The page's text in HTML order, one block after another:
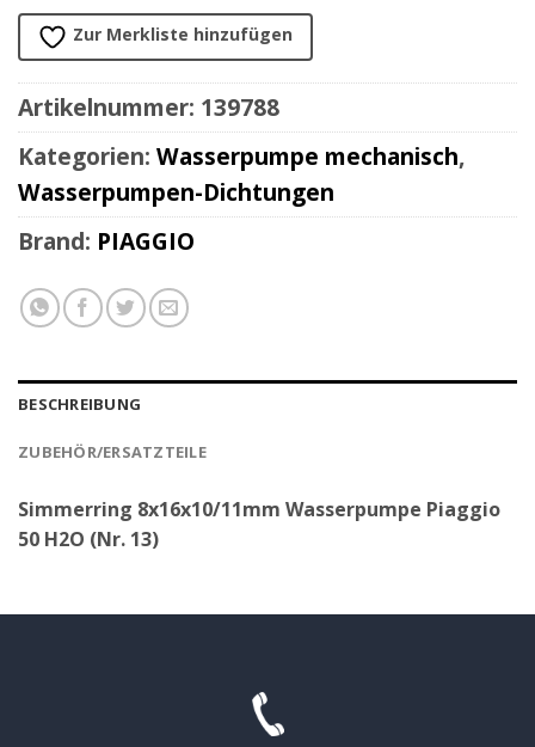
Zur Merkliste hinzufügen
Artikelnummer: 139788
Kategorien: Wasserpumpe mechanisch,
Wasserpumpen-Dichtungen
Brand: PIAGGIO
BESCHREIBUNG
ZUBEHÖR/ERSATZTEILE
Simmerring 8x16x10/11mm Wasserpumpe Piaggio
50 H2O (Nr. 13)